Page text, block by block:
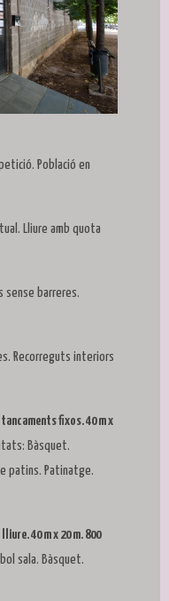
Població en
Lliure amb quota
sense barreres.
Recorreguts interiors
fixos. 40 m x
Bàsquet.
patins. Patinatge.
40 m x 20 m. 800
sala. Bàsquet.